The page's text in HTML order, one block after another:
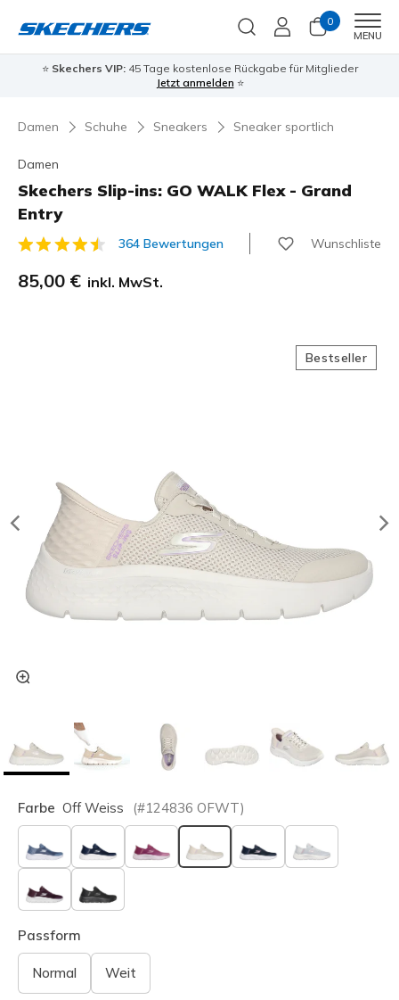
0
MENU
⭐ Skechers VIP:45 Tage kostenlose Rückgabe für Mitglieder
Jetzt anmelden ⭐
Damen Schuhe Sneakers Sneaker sportlich
Damen
Skechers Slip-ins: GO WALK Flex - Grand
Entry
4,8 von 5 Kundenbewertungen
364 Bewertungen Wunschliste
85,00 € inkl. MwSt.
Bestseller
Farbe Off Weiss (#124836 OFWT)
ausgewählt
Passform
Normal Weit